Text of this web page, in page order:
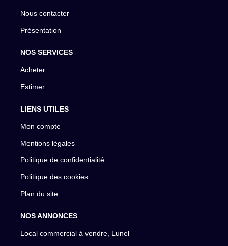
Nous contacter
Présentation
NOS SERVICES
Acheter
Estimer
LIENS UTILES
Mon compte
Mentions légales
Politique de confidentialité
Politique des cookies
Plan du site
NOS ANNONCES
Local commercial à vendre, Lunel